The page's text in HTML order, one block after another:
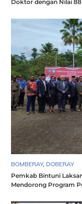
Doktor dengan Nilai 88
BOMBERAY, DOBERAY
Pemkab Bintuni
Mendorong Program